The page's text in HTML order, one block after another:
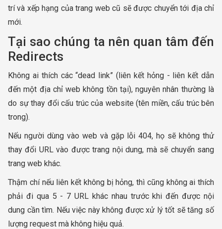
trí và xếp hạng của trang web cũ sẽ được chuyển tới địa chỉ
mới.
Tại sao chúng ta nên quan tâm đến
Redirects
Không ai thích các “dead link” (liên kết hỏng - liên kết dẫn
đến một địa chỉ web không tồn tại), nguyên nhân thường là
do sự thay đổi cấu trúc của website (tên miền, cấu trúc bên
trong).
Nếu người dùng vào web và gặp lỗi 404, họ sẽ không thử
thay đổi URL vào được trang nội dung, mà sẽ chuyển sang
trang web khác.
Thậm chí nếu liên kết không bị hỏng, thì cũng không ai thích
phải đi qua 5 - 7 URL khác nhau trước khi đến được nội
dung cần tìm. Nếu việc này không được xử lý tốt sẽ tăng số
lượng request mà không hiệu quả.